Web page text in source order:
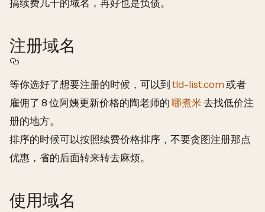
搞续费几千的域名，再好也是负债。
注册域名
等你选好了想要注册的时候，可以到 tld-list.com 或者
雇佣了 8 位阿姨更新价格的陶老师的 哪煮米 去找低价注
册的地方。
排序的时候可以按照续费价格排序，不要贪图注册那点
优惠，省的后面转来转去麻烦。
使用域名